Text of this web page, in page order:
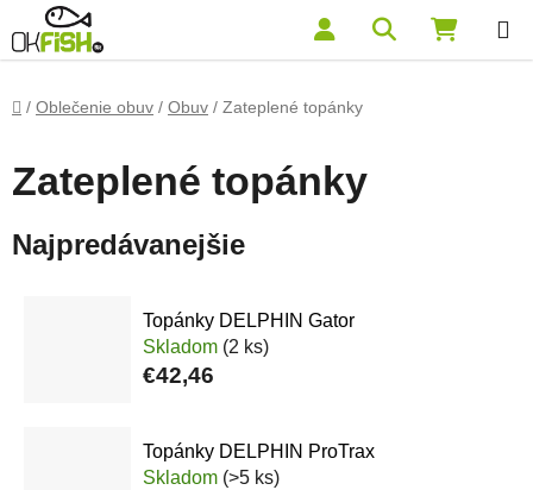
Prejsť na obsah Hľadať
Domov
/ Oblečenie obuv / Obuv / Zateplené topánky
Zateplené topánky
Najpredávanejšie
Topánky DELPHIN Gator
Skladom (2 ks)
€42,46
Topánky DELPHIN ProTrax
Skladom (>5 ks)